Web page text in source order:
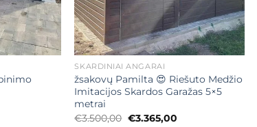
SKARDINIAI ANGARAI
žsakovų Pamilta 😍 Riešuto Medžio
Imitacijos Skardos Garažas 5×5
metrai
€3.500,00 Original
€3.365,00Current